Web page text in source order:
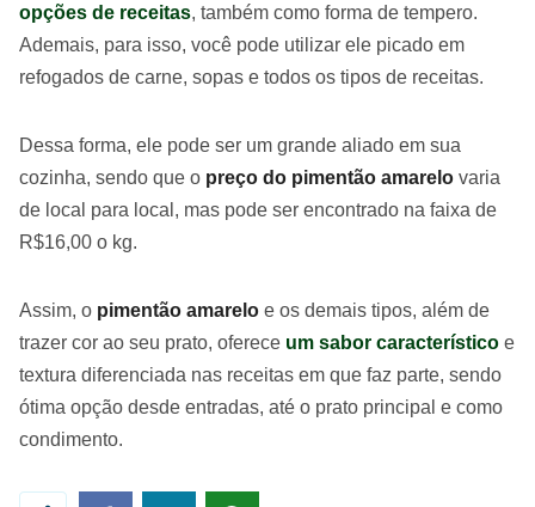
opções de receitas, também como forma de tempero.
Ademais, para isso, você pode utilizar ele picado em
refogados de carne, sopas e todos os tipos de receitas.
Dessa forma, ele pode ser um grande aliado em sua
cozinha, sendo que o preço do pimentão amarelo varia
de local para local, mas pode ser encontrado na faixa de
R$16,00 o kg.
Assim, o pimentão amarelo e os demais tipos, além de
trazer cor ao seu prato, oferece um sabor característico e
textura diferenciada nas receitas em que faz parte, sendo
ótima opção desde entradas, até o prato principal e como
condimento.